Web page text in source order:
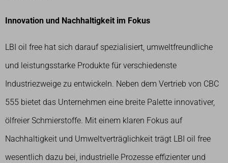
Innovation und Nachhaltigkeit im Fokus
LBI oil free hat sich darauf spezialisiert, umweltfreundliche
und leistungsstarke Produkte für verschiedenste
Industriezweige zu entwickeln. Neben dem Vertrieb von CBC
555 bietet das Unternehmen eine breite Palette innovativer,
ölfreier Schmierstoffe. Mit einem klaren Fokus auf
Nachhaltigkeit und Umweltverträglichkeit trägt LBI oil free
wesentlich dazu bei, industrielle Prozesse effizienter und